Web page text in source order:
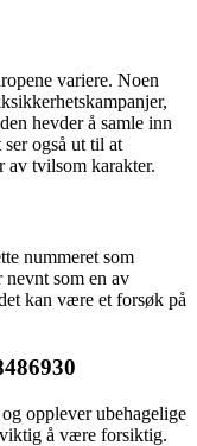
variere. Noen
hevder å samle inn
også ut til at
av tvilsom karakter.
nummeret som
som en av
kan være et forsøk på
opplever ubehagelige
viktig å være forsiktig.